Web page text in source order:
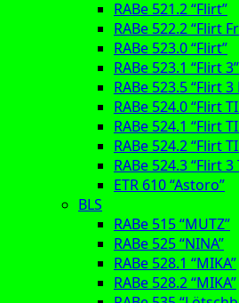
RABe 521.2 “Flirt”
RABe 522.2 “Flirt
RABe 523.0 “Flirt”
RABe 523.1 “Flirt 3”
RABe 523.5 “Flirt
RABe 524.0 “Flirt
RABe 524.1 “Flirt
RABe 524.2 “Flirt
RABe 524.3 “Flirt 3
ETR 610 “Astoro”
BLS
RABe 515 “MUTZ”
RABe 525 “NINA”
RABe 528.1 “MIKA”
RABe 528.2 “MIKA”